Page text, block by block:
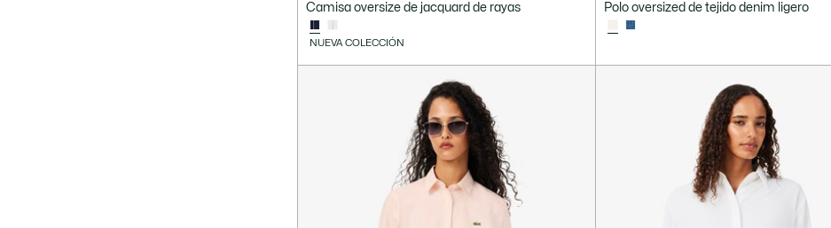
Camisa oversize de jacquard de rayas
NUEVA COLECCIÓN
Polo oversized de tejido denim ligero